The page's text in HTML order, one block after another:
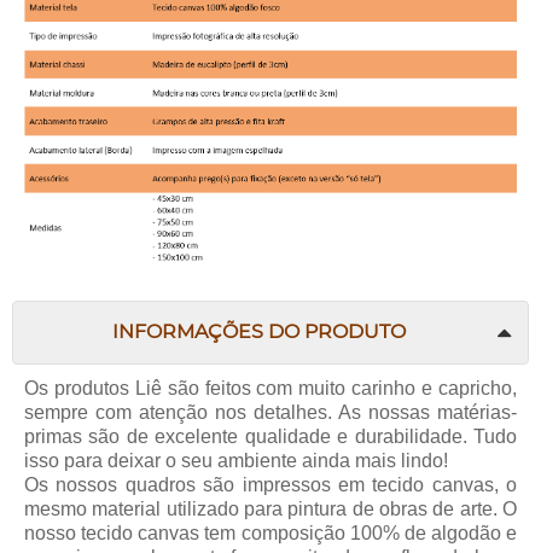
INFORMAÇÕES DO PRODUTO
Os produtos Liê são feitos com muito carinho e capricho,
sempre com atenção nos detalhes. As nossas matérias-
primas são de excelente qualidade e durabilidade. Tudo
isso para deixar o seu ambiente ainda mais lindo!
Os nossos quadros são impressos em tecido canvas, o
mesmo material utilizado para pintura de obras de arte. O
nosso tecido canvas tem composição 100% de algodão e